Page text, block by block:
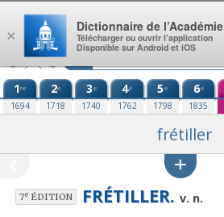
Aller au contenu
1re
1694
2e
1718
3e
1740
4e
1762
5e
1798
6e
1835
frétiller
7eÉDITION FRÉTILLER. v. n.
×
Dictionnaire de l’Académie
Télécharger ou ouvrir l’application
Disponible sur Android et iOS